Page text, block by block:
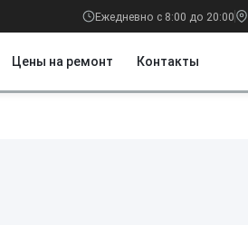
Ежедневно с 8:00 до 20:00
Цены на ремонт Контакты